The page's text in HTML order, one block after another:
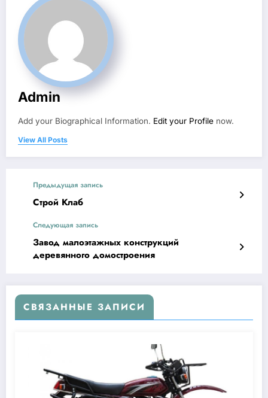
Admin
Add your Biographical Information. Edit your Profile now.
View All Posts
Предыдущая запись
Строй Клаб
Следующая запись
Завод малоэтажных конструкций
деревянного домостроения
СВЯЗАННЫЕ ЗАПИСИ